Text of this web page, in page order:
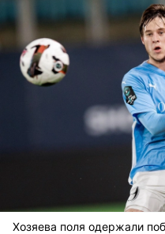
Хозяева поля одержали